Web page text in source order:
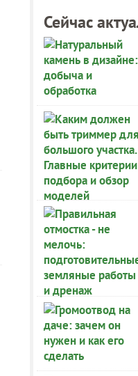
Сейчас